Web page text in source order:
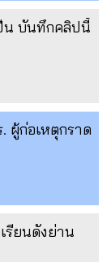
น บันทึกคลิปนี้
ผู้ก่อเหตุกราด
รียนดังย่าน